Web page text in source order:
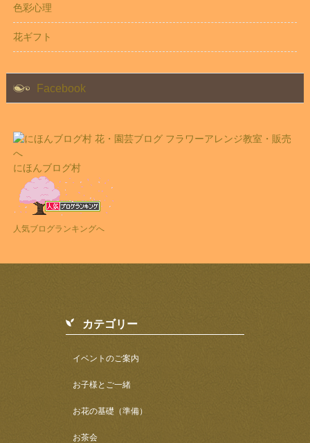
色彩心理
花ギフト
Facebook
にほんブログ村
人気ブログランキングへ
カテゴリー
イベントのご案内
お子様とご一緒
お花の基礎（準備）
お茶会